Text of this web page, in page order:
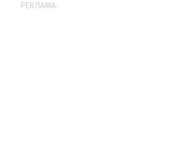
РЕКЛАМА: